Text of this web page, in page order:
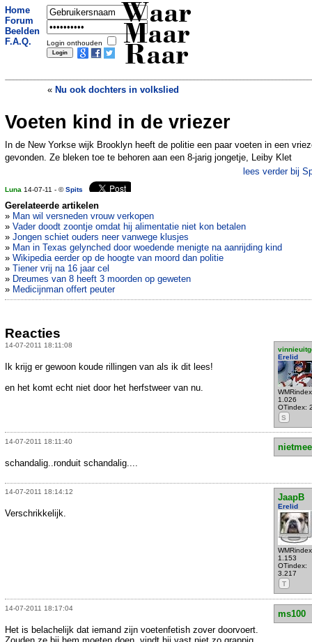
Home
Forum
Beelden
F.A.Q.
Login onthouden
Waar
Maar
Raar
« Nu ook dochters in volkslied
Python in toilet Leiden
Voeten kind in de vriezer
In de New Yorkse wijk Brooklyn heeft de politie een paar voeten in een
gevonden. Ze bleken toe te behoren aan een 8-jarig jongetje, Leiby Klet
lees verder bij
Luna 14-07-11 - ©Spits
Gerelateerde artikelen
» Man wil versneden vrouw verkopen
» Vader doodt zoontje omdat hij alimentatie niet kon betalen
» Jongen schiet ouders neer vanwege klusjes
» Man in Texas gelynched door woedende menigte na aanrijding kind
» Wikipedia eerder op de hoogte van moord dan politie
» Tiener vrij na 16 jaar cel
» Dreumes van 8 heeft 3 moorden op geweten
» Medicijnman offert peuter
Reacties
14-07-2011 18:11:08
Erelid
1.026
OTindex:
S
Ik krijg er gewoon koude rillingen van als ik dit lees!
en het komt echt niet door het herfstweer van nu.
14-07-2011 18:11:40
schandalig..ronduit schandalig....
14-07-2011 18:14:12
JaapB
Erelid
1.153
OTindex:
3.217
T
Verschrikkelijk.
14-07-2011 18:17:04
ms100
Het is belachelijk dat iemand zijn voetenfetish zover doorvoert.